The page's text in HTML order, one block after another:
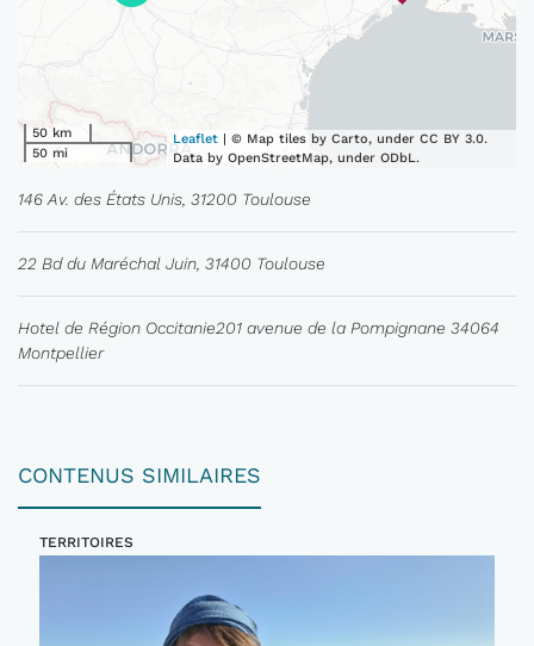
50 km
50 mi
Leaflet | © Map tiles by Carto, under CC BY 3.0.
Data by OpenStreetMap, under ODbL.
146 Av. des États Unis, 31200 Toulouse
22 Bd du Maréchal Juin, 31400 Toulouse
Hotel de Région Occitanie201 avenue de la Pompignane 34064
Montpellier
CONTENUS SIMILAIRES
TERRITOIRES